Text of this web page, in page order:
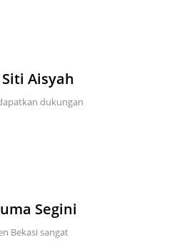
Aisyah
dukungan
Segini
Bekasi sangat